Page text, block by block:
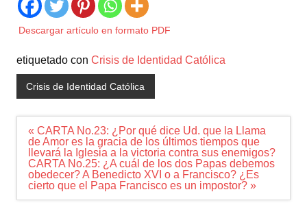
Descargar artículo en formato PDF
etiquetado con Crisis de Identidad Católica
Crisis de Identidad Católica
Navegación
de
entradas
« CARTA No.23: ¿Por qué dice Ud. que la Llama
de Amor es la gracia de los últimos tiempos que
llevará la Iglesia a la victoria contra sus enemigos?
CARTA No.25: ¿A cuál de los dos Papas debemos
obedecer? A Benedicto XVI o a Francisco? ¿Es
cierto que el Papa Francisco es un impostor? »